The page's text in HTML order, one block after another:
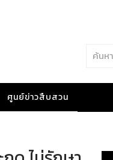
ศูนย์ข่าวสืบสวน